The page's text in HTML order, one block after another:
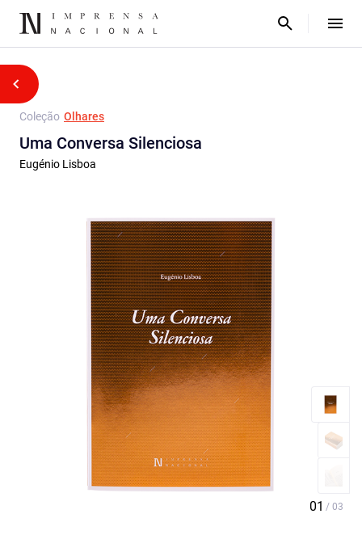
Coleção Olhares
Uma Conversa Silenciosa
Eugénio Lisboa